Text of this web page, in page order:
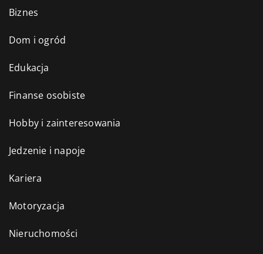
Biznes
Dom i ogród
Edukacja
Finanse osobiste
Hobby i zainteresowania
Jedzenie i napoje
Kariera
Motoryzacja
Nieruchomości